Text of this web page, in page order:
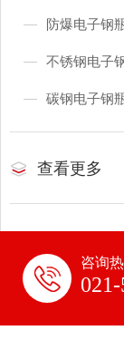
防爆电子钢
不锈钢电子
碳钢电子钢
查看更多
咨询热